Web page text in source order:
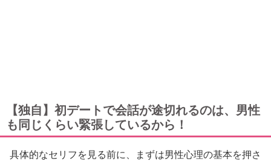
【独自】初デートで会話が途切れるのは、男性
も同じくらい緊張しているから！
具体的なセリフを見る前に、まずは男性心理の基本を押さ